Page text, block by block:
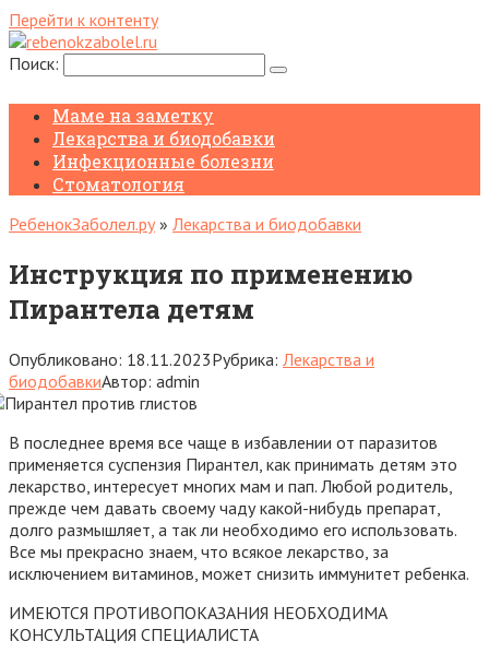
Перейти к контенту
Поиск:
Маме на заметку
Лекарства и биодобавки
Инфекционные болезни
Стоматология
РебенокЗаболел.ру» Лекарства и биодобавки
Инструкция по применению
Пирантела детям
Опубликовано: 18.11.2023Рубрика: Лекарства и
биодобавкиАвтор: admin
В последнее время все чаще в избавлении от паразитов
применяется суспензия Пирантел, как принимать детям это
лекарство, интересует многих мам и пап. Любой родитель,
прежде чем давать своему чаду какой-нибудь препарат,
долго размышляет, а так ли необходимо его использовать.
Все мы прекрасно знаем, что всякое лекарство, за
исключением витаминов, может снизить иммунитет ребенка.
ИМЕЮТСЯ ПРОТИВОПОКАЗАНИЯ НЕОБХОДИМА
КОНСУЛЬТАЦИЯ СПЕЦИАЛИСТА